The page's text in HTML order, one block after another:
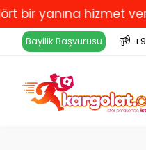
hizmet
Bayilik Başvurusu